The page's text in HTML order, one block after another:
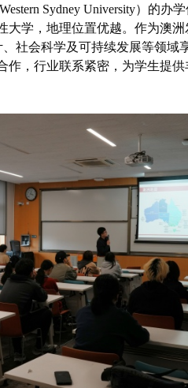
Western Sydney University）的办
学，地理位置优越。作为澳
社会科学及可持续发展等领
，行业联系紧密，为学生提